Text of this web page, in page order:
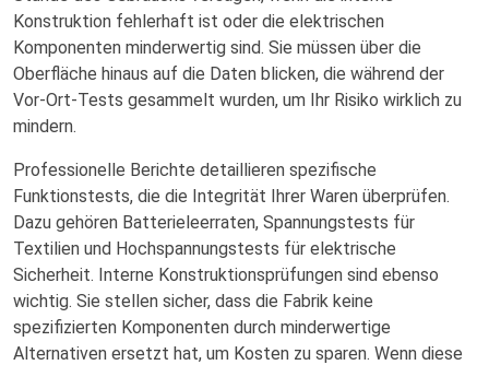
Konstruktion fehlerhaft ist oder die elektrischen
Komponenten minderwertig sind. Sie müssen über die
Oberfläche hinaus auf die Daten blicken, die während der
Vor-Ort-Tests gesammelt wurden, um Ihr Risiko wirklich zu
mindern.
Professionelle Berichte detaillieren spezifische
Funktionstests, die die Integrität Ihrer Waren überprüfen.
Dazu gehören Batterieleerraten, Spannungstests für
Textilien und Hochspannungstests für elektrische
Sicherheit. Interne Konstruktionsprüfungen sind ebenso
wichtig. Sie stellen sicher, dass die Fabrik keine
spezifizierten Komponenten durch minderwertige
Alternativen ersetzt hat, um Kosten zu sparen. Wenn diese